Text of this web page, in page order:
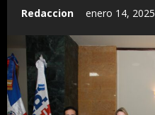
Redaccion enero 14, 2025